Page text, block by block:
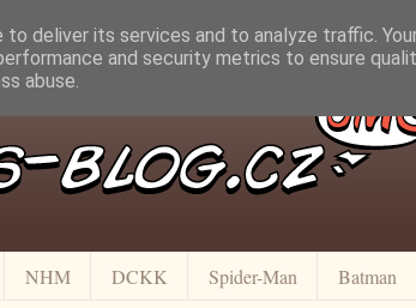
NHM DCKK Spider-Man Batman
deliver its services and to analyze traffic.
and security metrics to ensure
abuse.